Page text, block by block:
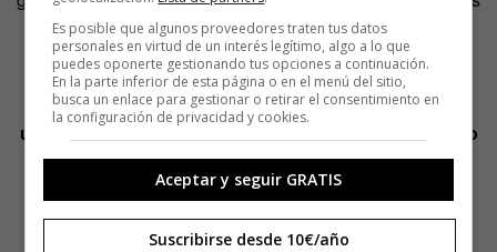
veía, pero ahora mismo llevo desde el verano que me es
imposible. Por tanto trabajo he dejado de hacerlo.
Zapeando , El Intermedio… ¿Cómo llevas la fama? Es
una pregunta típica, pero ¿cómo se vive siendo centro
de atención? En tu caso, por hacernos reír.
una mujer absolutamente normal y transparente. Así que
Es posible que algunos proveedores traten tus datos
personales en virtud de un interés legítimo, algo a lo que
puedes oponerte gestionando tus opciones a continuación.
En la parte inferior de esta página o en el menú del sitio,
busca un enlace para gestionar o retirar el consentimiento en
la configuración de privacidad y cookies.
Aceptar y seguir GRATIS
Suscribirse desde 10€/año